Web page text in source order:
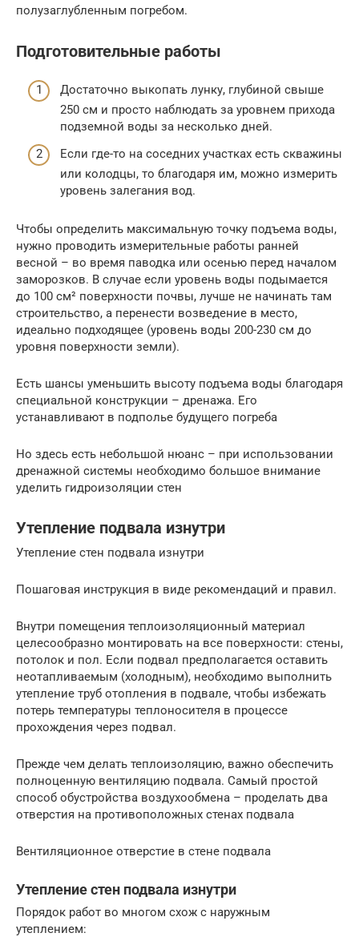
полузаглубленным погребом.
Подготовительные работы
Достаточно выкопать лунку, глубиной свыше
250 см и просто наблюдать за уровнем прихода
подземной воды за несколько дней.
Если где-то на соседних участках есть скважины
или колодцы, то благодаря им, можно измерить
уровень залегания вод.
Чтобы определить максимальную точку подъема воды,
нужно проводить измерительные работы ранней
весной – во время паводка или осенью перед началом
заморозков. В случае если уровень воды подымается
до 100 см² поверхности почвы, лучше не начинать там
строительство, а перенести возведение в место,
идеально подходящее (уровень воды 200-230 см до
уровня поверхности земли).
Есть шансы уменьшить высоту подъема воды благодаря
специальной конструкции – дренажа. Его
устанавливают в подполье будущего погреба
Но здесь есть небольшой нюанс – при использовании
дренажной системы необходимо большое внимание
уделить гидроизоляции стен
Утепление подвала изнутри
Утепление стен подвала изнутри
Пошаговая инструкция в виде рекомендаций и правил.
Внутри помещения теплоизоляционный материал
целесообразно монтировать на все поверхности: стены,
потолок и пол. Если подвал предполагается оставить
неотапливаемым (холодным), необходимо выполнить
утепление труб отопления в подвале, чтобы избежать
потерь температуры теплоносителя в процессе
прохождения через подвал.
Прежде чем делать теплоизоляцию, важно обеспечить
полноценную вентиляцию подвала. Самый простой
способ обустройства воздухообмена – проделать два
отверстия на противоположных стенах подвала
Вентиляционное отверстие в стене подвала
Утепление стен подвала изнутри
Порядок работ во многом схож с наружным
утеплением: